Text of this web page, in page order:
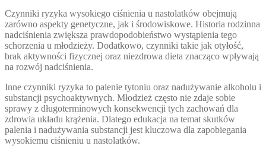
Czynniki ryzyka wysokiego ciśnienia u nastolatków obejmują
zarówno aspekty genetyczne, jak i środowiskowe. Historia rodzinna
nadciśnienia zwiększa prawdopodobieństwo wystąpienia tego
schorzenia u młodzieży. Dodatkowo, czynniki takie jak otyłość,
brak aktywności fizycznej oraz niezdrowa dieta znacząco wpływają
na rozwój nadciśnienia.
Inne czynniki ryzyka to palenie tytoniu oraz nadużywanie alkoholu i
substancji psychoaktywnych. Młodzież często nie zdaje sobie
sprawy z długoterminowych konsekwencji tych zachowań dla
zdrowia układu krążenia. Dlatego edukacja na temat skutków
palenia i nadużywania substancji jest kluczowa dla zapobiegania
wysokiemu ciśnieniu u nastolatków.